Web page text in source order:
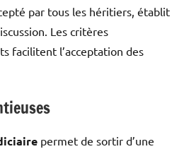
par tous les héritiers, établit
Les critères
facilitent l’acceptation des
permet de sortir d’une